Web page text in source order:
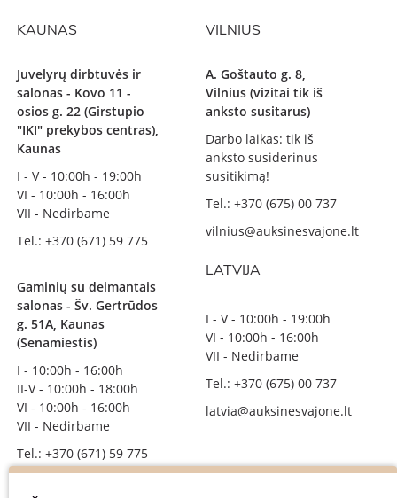
KAUNAS
Juvelyrų dirbtuvės ir
salonas - Kovo 11 -
osios g. 22 (Girstupio
"IKI" prekybos centras),
Kaunas
I - V - 10:00h - 19:00h
VI - 10:00h - 16:00h
VII - Nedirbame
Tel.: +370 (671) 59 775
Gaminių su deimantais
salonas - Šv. Gertrūdos
g. 51A, Kaunas
(Senamiestis)
I - 10:00h - 16:00h
II-V - 10:00h - 18:00h
VI - 10:00h - 16:00h
VII - Nedirbame
Tel.: +370 (671) 59 775
VILNIUS
A. Goštauto g. 8,
Vilnius (vizitai tik iš
anksto susitarus)
Darbo laikas: tik iš
anksto susiderinus
susitikimą!
Tel.: +370 (675) 00 737
vilnius@auksinesvajone.lt
LATVIJA
I - V - 10:00h - 19:00h
VI - 10:00h - 16:00h
VII - Nedirbame
Tel.: +370 (675) 00 737
latvia@auksinesvajone.lt